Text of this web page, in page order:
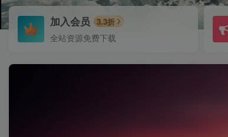
加入会员 3.3折
全站资源免费下载